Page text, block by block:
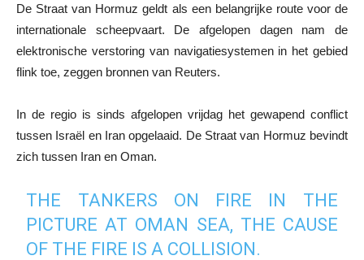
De Straat van Hormuz geldt als een belangrijke route voor de
internationale scheepvaart. De afgelopen dagen nam de
elektronische verstoring van navigatiesystemen in het gebied
flink toe, zeggen bronnen van Reuters.
In de regio is sinds afgelopen vrijdag het gewapend conflict
tussen Israël en Iran opgelaaid. De Straat van Hormuz bevindt
zich tussen Iran en Oman.
THE TANKERS ON FIRE IN THE
PICTURE AT OMAN SEA, THE CAUSE
OF THE FIRE IS A COLLISION.